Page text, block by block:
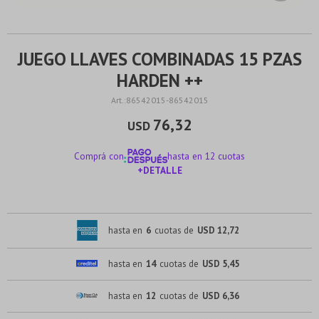
JUEGO LLAVES COMBINADAS 15 PZAS
HARDEN ++
86542015-86542015
USD 76,32
Comprá con
hasta en 12 cuotas
+DETALLE
hasta en 6 cuotas de USD 12,72
hasta en 14 cuotas de USD 5,45
hasta en 12 cuotas de USD 6,36